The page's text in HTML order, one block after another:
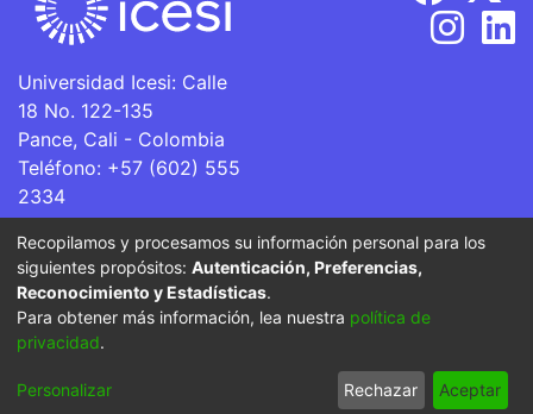
Universidad Icesi: Calle
18 No. 122-135
Pance, Cali - Colombia
Teléfono: +57 (602) 555
2334
ventanillaunica@icesi.edu.co
La Universidad Icesi es una Institución de Educación
Superior que se encuentra sujeta a inspección y vigilancia
por parte del Ministerio de Educación Nacional.
Cookie
End User
Agreement
Send
Feedback
Recopilamos y procesamos su información personal para los
siguientes propósitos: Autenticación, Preferencias,
Reconocimiento y Estadísticas.
Para obtener más información, lea nuestra política de
privacidad.
Personalizar Rechazar Aceptar